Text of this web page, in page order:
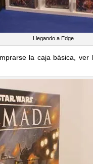
Llegando a Edge
la caja básica,